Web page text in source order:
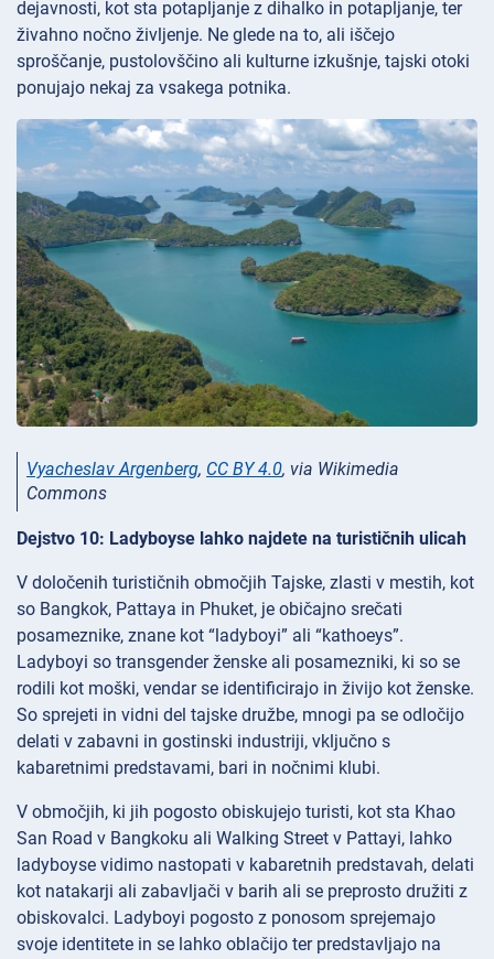
dejavnosti, kot sta potapljanje z dihalko in potapljanje, ter
živahno nočno življenje. Ne glede na to, ali iščejo
sproščanje, pustolovščino ali kulturne izkušnje, tajski otoki
ponujajo nekaj za vsakega potnika.
Vyacheslav Argenberg, CC BY 4.0, via Wikimedia
Commons
Dejstvo 10: Ladyboyse lahko najdete na turističnih ulicah
V določenih turističnih območjih Tajske, zlasti v mestih, kot
so Bangkok, Pattaya in Phuket, je običajno srečati
posameznike, znane kot “ladyboyi” ali “kathoeys”.
Ladyboyi so transgender ženske ali posamezniki, ki so se
rodili kot moški, vendar se identificirajo in živijo kot ženske.
So sprejeti in vidni del tajske družbe, mnogi pa se odločijo
delati v zabavni in gostinski industriji, vključno s
kabaretnimi predstavami, bari in nočnimi klubi.
V območjih, ki jih pogosto obiskujejo turisti, kot sta Khao
San Road v Bangkoku ali Walking Street v Pattayi, lahko
ladyboyse vidimo nastopati v kabaretnih predstavah, delati
kot natakarji ali zabavljači v barih ali se preprosto družiti z
obiskovalci. Ladyboyi pogosto z ponosom sprejemajo
svoje identitete in se lahko oblačijo ter predstavljajo na